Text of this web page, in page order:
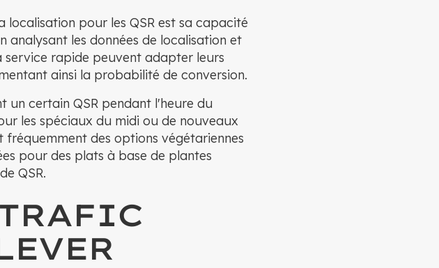
pour les QSR est sa capacité
analysant les données de localisation et
rapide peuvent adapter leurs
ainsi la probabilité de conversion.
un certain QSR pendant l'heure du
les spéciaux du midi ou de nouveaux
fréquemment des options végétariennes
pour des plats à base de plantes
QSR.